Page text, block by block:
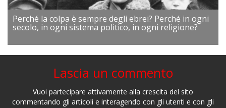
Perché la colpa è sempre degli ebrei? Perché in ogni
secolo, in ogni sistema politico, in ogni religione?
Lascia un commento
Vuoi partecipare attivamente alla crescita del sito
commentando gli articoli e interagendo con gli utenti e con gli